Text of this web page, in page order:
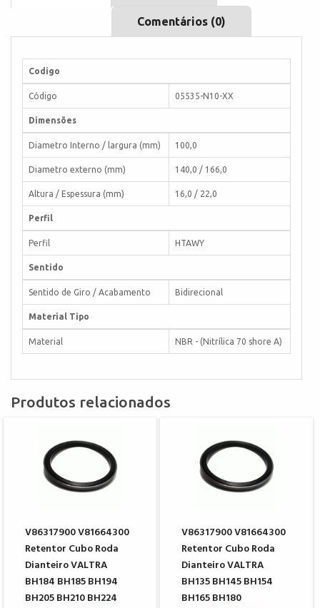
Comentários (0)
Codigo
Código 05535-N10-XX
Dimensões
Diametro Interno / largura (mm) 100,0
Diametro externo (mm) 140,0 / 166,0
Altura / Espessura (mm) 16,0 / 22,0
Perfil
Perfil HTAWY
Sentido
Sentido de Giro / Acabamento Bidirecional
Material Tipo
Material NBR - (Nitrílica 70 shore A)
Produtos relacionados
V86317900 V81664300
Retentor Cubo Roda
Dianteiro VALTRA
BH184 BH185 BH194
BH205 BH210 BH224
V86317900 V81664300
Retentor Cubo Roda
Dianteiro VALTRA
BH135 BH145 BH154
BH165 BH180